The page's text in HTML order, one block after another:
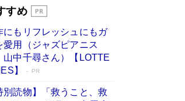
は、大嘘である」原作者
監督が徹底的にこだわっ
#戦争の記憶
Book Bang
は、褒めたらもっと伸びる」
族に教わった“人を育てるコ
明かす
Book Bang
すめ
にもリフレッシュにもガ
愛用（ジャズピアニス
中千尋さん）【LOTTE
】
PR
別読物】「救うこと、救